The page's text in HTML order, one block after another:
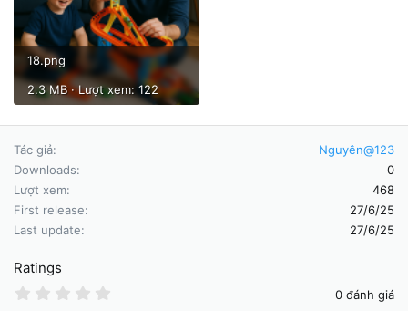
18.png
2.3 MB · Lượt xem: 122
Tác giả
Nguyên@123
Downloads
0
Lượt xem
468
First release
27/6/25
Last update
27/6/25
Ratings
0 đánh giá